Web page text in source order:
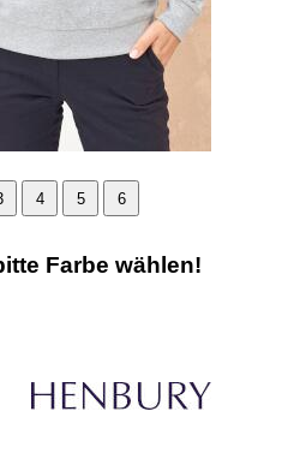
4 5 6
Farbe wählen!